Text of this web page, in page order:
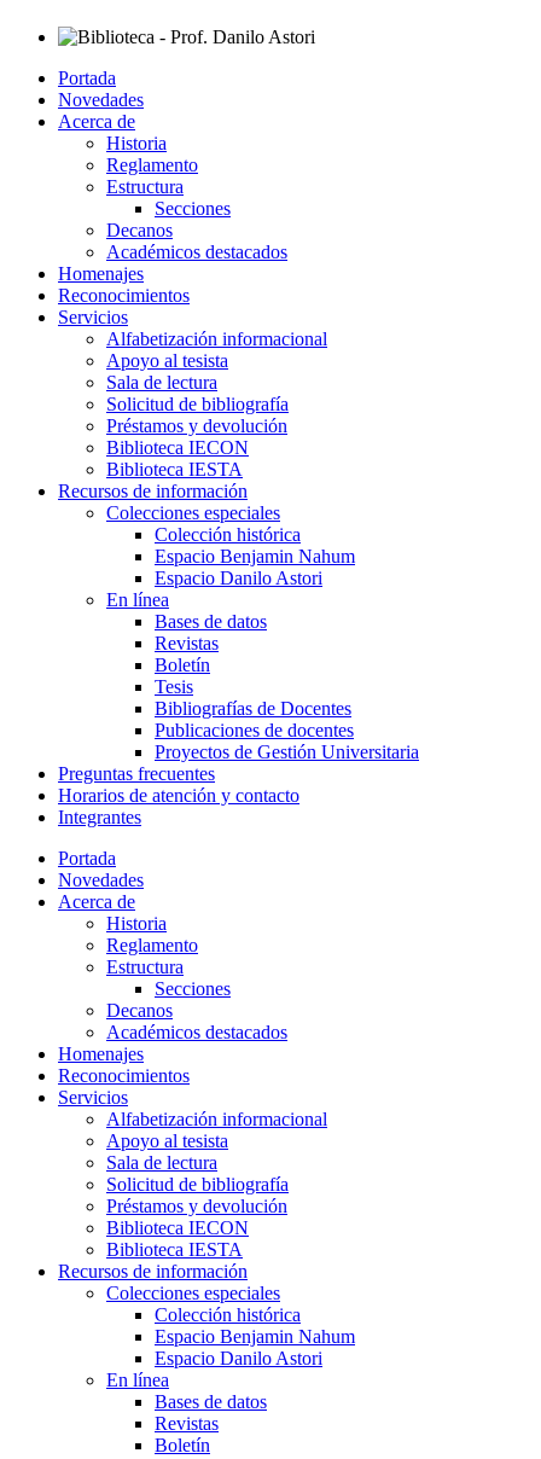
Portada
Novedades
Acerca de
Historia
Reglamento
Estructura
Secciones
Decanos
Académicos destacados
Homenajes
Reconocimientos
Servicios
Alfabetización informacional
Apoyo al tesista
Sala de lectura
Solicitud de bibliografía
Préstamos y devolución
Biblioteca IECON
Biblioteca IESTA
Recursos de información
Colecciones especiales
Colección histórica
Espacio Benjamin Nahum
Espacio Danilo Astori
En línea
Bases de datos
Revistas
Boletín
Tesis
Bibliografías de Docentes
Publicaciones de docentes
Proyectos de Gestión Universitaria
Preguntas frecuentes
Horarios de atención y contacto
Integrantes
Portada
Novedades
Acerca de
Historia
Reglamento
Estructura
Secciones
Decanos
Académicos destacados
Homenajes
Reconocimientos
Servicios
Alfabetización informacional
Apoyo al tesista
Sala de lectura
Solicitud de bibliografía
Préstamos y devolución
Biblioteca IECON
Biblioteca IESTA
Recursos de información
Colecciones especiales
Colección histórica
Espacio Benjamin Nahum
Espacio Danilo Astori
En línea
Bases de datos
Revistas
Boletín